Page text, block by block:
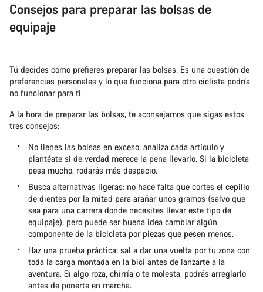
Consejos para preparar las bolsas de
equipaje
Tú decides cómo prefieres preparar las bolsas. Es una cuestión de
preferencias personales y lo que funciona para otro ciclista podría
no funcionar para ti.
A la hora de preparar las bolsas, te aconsejamos que sigas estos
tres consejos:
No llenes las bolsas en exceso, analiza cada artículo y
plantéate si de verdad merece la pena llevarlo. Si la bicicleta
pesa mucho, rodarás más despacio.
Busca alternativas ligeras: no hace falta que cortes el cepillo
de dientes por la mitad para arañar unos gramos (salvo que
sea para una carrera donde necesites llevar este tipo de
equipaje), pero puede ser buena idea cambiar algún
componente de la bicicleta por piezas que pesen menos.
Haz una prueba práctica: sal a dar una vuelta por tu zona con
toda la carga montada en la bici antes de lanzarte a la
aventura. Si algo roza, chirría o te molesta, podrás arreglarlo
antes de ponerte en marcha.